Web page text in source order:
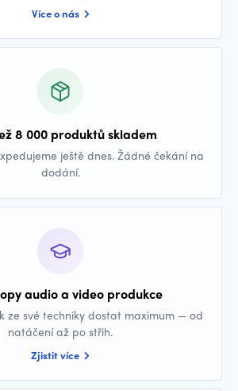
Více o nás
8 000 produktů skladem
ještě dnes. Žádné čekání na
dodání.
audio a video produkce
ze své techniky dostat maximum — od
natáčení až po střih.
Zjistit více